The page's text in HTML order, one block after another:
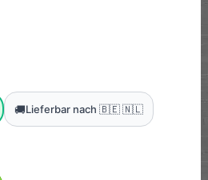
🚚Lieferbar nach 🇧🇪 🇳🇱